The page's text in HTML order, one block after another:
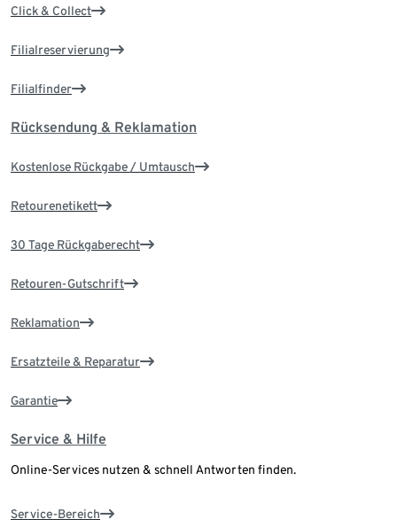
Click & Collect
Filialreservierung
Filialfinder
Rücksendung & Reklamation
Kostenlose Rückgabe / Umtausch
Retourenetikett
30 Tage Rückgaberecht
Retouren-Gutschrift
Reklamation
Ersatzteile & Reparatur
Garantie
Service & Hilfe
Online-Services nutzen & schnell Antworten finden.
Service-Bereich